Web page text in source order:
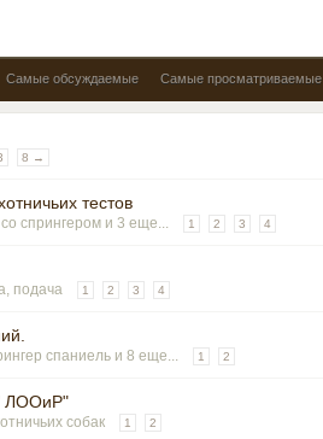
Самые обсуждаемые Самые просматриваемые
8 →
тестов
спрингером и 3 еще... 1 2 3 4
, подача 1 2 3 4
спаниель и 8 еще... 1 2
ЛООиР"
собак 1 2